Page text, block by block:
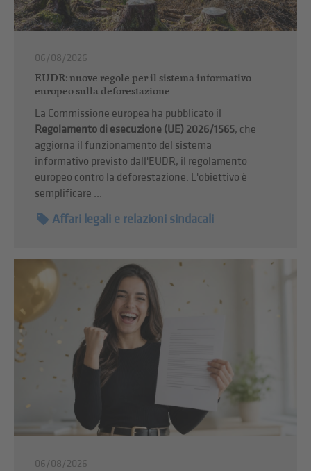
06/08/2026
EUDR: nuove regole per il sistema informativo
europeo sulla deforestazione
La Commissione europea ha pubblicato il
Regolamento di esecuzione (UE) 2026/1565, che
aggiorna il funzionamento del sistema
informativo previsto dall'EUDR, il regolamento
europeo contro la deforestazione. L'obiettivo è
semplificare ...
Affari legali e relazioni sindacali
06/08/2026